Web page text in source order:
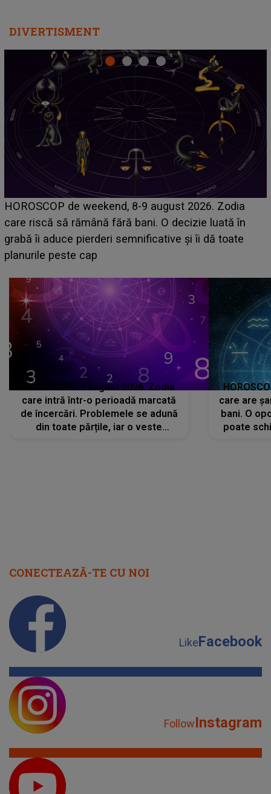
DIVERTISMENT
Emanuel a ținut ACEST DETALIU ASCUNS până
acum! În fața Alexandrei, concurentul din Casa Iubirii
face o MĂRTURISIRE NEAȘTEPTATĂ despre mama
sa: "I-am spus și ei în față, eu nu te iubesc pentru
HOROSCOP 7 august 2026. Zodia
care intră într-o perioadă marcată
de încercări. Problemele se adună
din toate părțile, iar o veste
care are
bani. O
poate
CONECTEAZĂ-TE CU NOI
LikeFacebook
FollowInstagram